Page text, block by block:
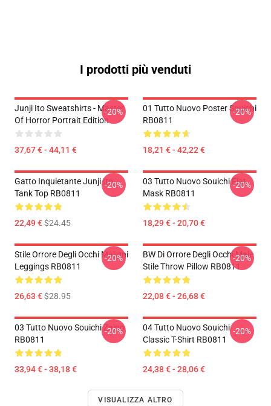
I prodotti più venduti
Junji Ito Sweatshirts - Master
Of Horror Portrait Edition
37,67 € - 44,11 €
-20%
01 Tutto Nuovo Poster Souichi
RB0811
18,21 € - 42,22 €
-20%
Gatto Inquietante Junji Ito
Tank Top RB0811
22,49 €$24.45
-20%
03 Tutto Nuovo Souichi Flat
Mask RB0811
18,29 € - 20,70 €
-20%
Stile Orrore Degli Occhi Maligni
Leggings RB0811
26,63 €$28.95
-20%
BW Di Orrore Degli Occhi Male
Stile Throw Pillow RB0811
22,08 € - 26,68 €
-20%
03 Tutto Nuovo Souichi Zaino
RB0811
33,94 € - 38,18 €
-20%
04 Tutto Nuovo Souichi
Classic T-Shirt RB0811
24,38 € - 28,06 €
-20%
VISUALIZZA ALTRO